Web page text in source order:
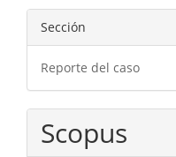
Sección
Reporte del caso
Scopus